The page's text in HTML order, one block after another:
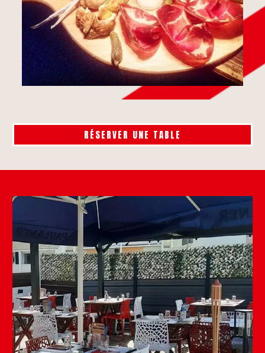
RÉSERVER UNE TABLE